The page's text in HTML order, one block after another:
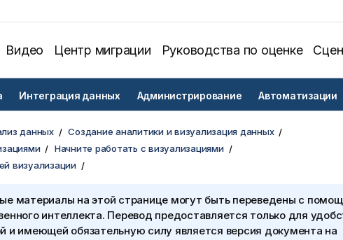
Видео Центр миграции Руководства по оценке
Интеграция данных Администрирование Автоматизации
данных
Создание аналитики и визуализация данных
Начните работать с визуализациями
визуализации
материалы на этой странице могут быть переведены с
интеллекта. Перевод предоставляется только для
и имеющей обязательную силу является версия документа на